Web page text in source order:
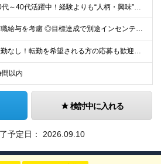
≪20代～40代活躍中！経験よりも“人柄・興味”を重視します≫ ◆未経験歓迎・学歴不問 ～こんな方は、この仕事の才能アリです！～ ・映画館の音響や、イベントの照明演出に「おぉっ」と感動したことがある
◎前職給与を考慮 ◎目標達成で別途インセンティブあり ◆月給237,600円～＋各種手当＋インセンティブ ※年齢・経験・能力などを考慮の上、決定します ※試用期間6ヵ月（期間中の給与・待遇・雇用形
◎転勤なし！転勤を希望される方の応募も歓迎します 【東京営業所】 東京都中央区新川2－24－2ビコービル4階B 【千葉営業所】 千葉県千葉市美浜区新港222-16 EKSビル ※(変更の範囲)上
間以内
検討中に入れる
予定日： 2026.09.10